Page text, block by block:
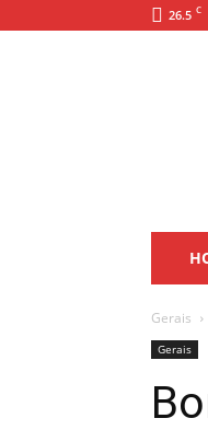
26.5 C
Gerais
Gerais